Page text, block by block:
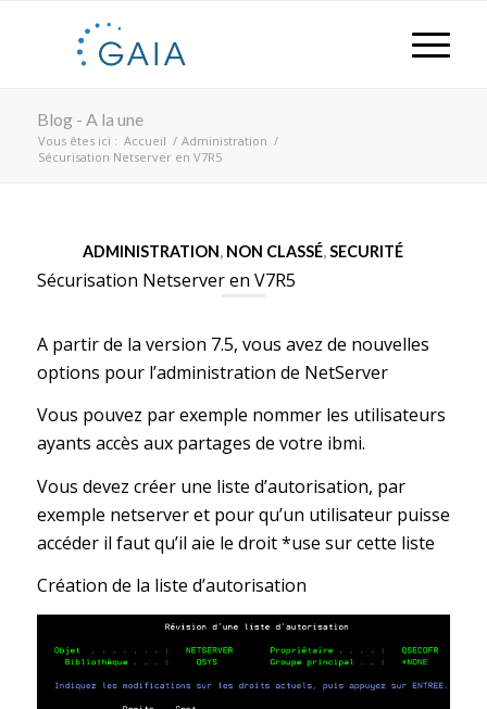
Blog - A la une
Vous êtes ici : Accueil / Administration /
Sécurisation Netserver en V7R5
ADMINISTRATION, NON CLASSÉ,SECURITÉ
Sécurisation Netserver en V7R5
A partir de la version 7.5, vous avez de nouvelles
options pour l’administration de NetServer
Vous pouvez par exemple nommer les utilisateurs
ayants accès aux partages de votre ibmi.
Vous devez créer une liste d’autorisation, par
exemple netserver et pour qu’un utilisateur puisse
accéder il faut qu’il aie le droit *use sur cette liste
Création de la liste d’autorisation